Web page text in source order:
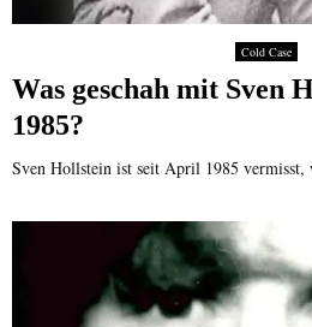
Cold Case
Was geschah mit Sven
1985?
Sven Hollstein ist seit April 1985 vermisst,